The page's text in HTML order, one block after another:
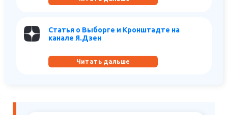
Статья о Выборге и Кронштадте на
канале Я.Дзен
Читать дальше